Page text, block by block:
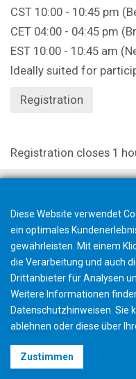
CST 10:00 - 10:45 pm
CET 04:00 - 04:45 pm
EST 10:00 - 10:45 am
Ideally suited for
Registration
Registration closes 1
Nutzungsbedingungen
Diese Website verwendet
ein optimales
gewährleisten. Mit einem
die Verarbeitung und auch
Drittanbieter für Analysen
Weitere Informationen
Datenschutzhinweisen . Sie
ablehnen oder diese über
Zustimmen